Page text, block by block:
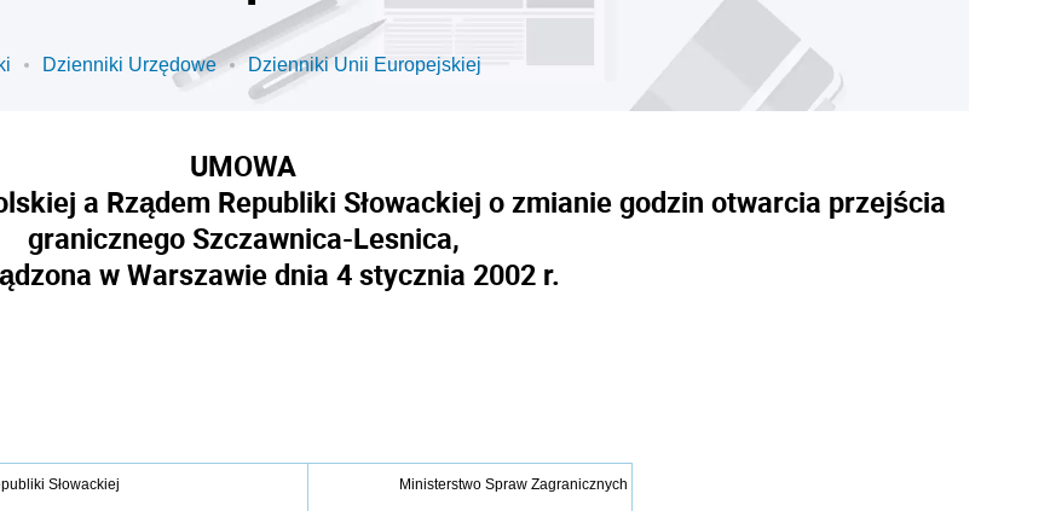
Dzienniki Urzędowe Dzienniki Unii Europejskiej
UMOWA
a Rządem Republiki Słowackiej o zmianie godzin otwarcia przejścia
granicznego Szczawnica-Lesnica,
w Warszawie dnia 4 stycznia 2002 r.
Słowackiej Ministerstwo Spraw Zagranicznych